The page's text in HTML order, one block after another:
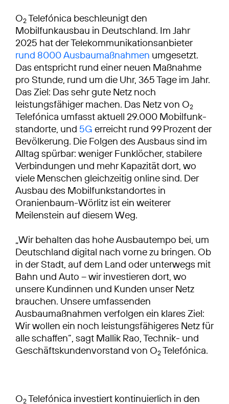
O2Telefónica beschleunigt den
Mobilfunkausbau in Deutschland. Im Jahr
2025 hat der Telekommunikationsanbieter
rund 8000 Ausbaumaßnahmen umgesetzt.
Das entspricht rund einer neuen Maßnahme
pro Stunde, rund um die Uhr, 365 Tage im Jahr.
Das Ziel: Das sehr gute Netz noch
leistungsfähiger machen. Das Netz von O2
Telefónica umfasst aktuell 29.000 Mobilfunk­
standorte, und 5G erreicht rund 99 Prozent der
Bevölkerung. Die Folgen des Ausbaus sind im
Alltag spürbar: weniger Funklöcher, stabilere
Verbindungen und mehr Kapazität dort, wo
viele Menschen gleichzeitig online sind. Der
Ausbau des Mobilfunkstandortes in
Oranienbaum-Wörlitz ist ein weiterer
Meilenstein auf diesem Weg.
„Wir behalten das hohe Ausbautempo bei, um
Deutschland digital nach vorne zu bringen. Ob
in der Stadt, auf dem Land oder unterwegs mit
Bahn und Auto – wir investieren dort, wo
unsere Kundinnen und Kunden unser Netz
brauchen. Unsere umfassenden
Ausbaumaßnahmen verfolgen ein klares Ziel:
Wir wollen ein noch leistungsfähigeres Netz für
alle schaffen“, sagt Mallik Rao, Technik- und
Geschäftskundenvorstand von O2Telefónica.
O2Telefónica investiert kontinuierlich in den